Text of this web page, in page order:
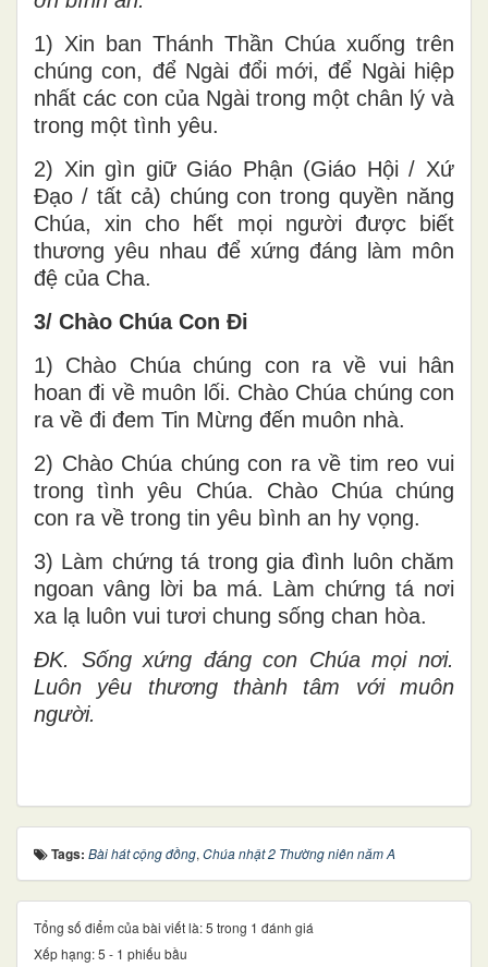
1) Xin ban Thánh Thần Chúa xuống trên
chúng con, để Ngài đổi mới, để Ngài hiệp
nhất các con của Ngài trong một chân lý và
trong một tình yêu.
2) Xin gìn giữ Giáo Phận (Giáo Hội / Xứ
Đạo / tất cả) chúng con trong quyền năng
Chúa, xin cho hết mọi người được biết
thương yêu nhau để xứng đáng làm môn
đệ của Cha.
3/ Chào Chúa Con Đi
1) Chào Chúa chúng con ra về vui hân
hoan đi về muôn lối. Chào Chúa chúng con
ra về đi đem Tin Mừng đến muôn nhà.
2) Chào Chúa chúng con ra về tim reo vui
trong tình yêu Chúa. Chào Chúa chúng
con ra về trong tin yêu bình an hy vọng.
3) Làm chứng tá trong gia đình luôn chăm
ngoan vâng lời ba má. Làm chứng tá nơi
xa lạ luôn vui tươi chung sống chan hòa.
ĐK. Sống xứng đáng con Chúa mọi nơi.
Luôn yêu thương thành tâm với muôn
người.
Tags: Bài hát cộng đồng, Chúa nhật 2 Thường niên năm A
Tổng số điểm của bài viết là: 5 trong 1 đánh giá
Xếp hạng:5 - 1 phiếu bầu